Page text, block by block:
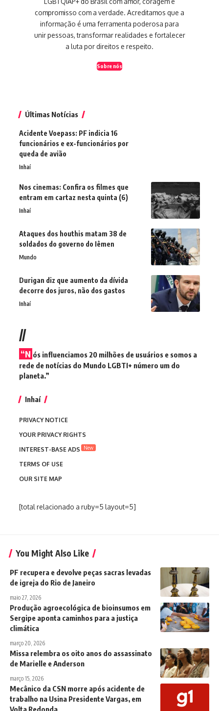
compromisso com a verdade. Acreditamos que a
informação é uma ferramenta poderosa para
unir pessoas, transformar realidades e fortalecer
a luta por direitos e respeito.
Sobre nós
Últimas Notícias
Acidente Voepass: PF indicia 16
funcionários e ex-funcionários por
queda de avião
Inhaí
Nos cinemas: Confira os filmes que
entram em cartaz nesta quinta (6)
Inhaí
Ataques dos houthis matam 38 de
soldados do governo do Iêmen
Mundo
Durigan diz que aumento da dívida
decorre dos juros, não dos gastos
Inhaí
//
“N ós influenciamos 20 milhões de usuários e somos a
rede de notícias do Mundo LGBTI+ número um do
planeta.”
Inhaí
PRIVACY NOTICE
YOUR PRIVACY RIGHTS
INTEREST-BASE ADS
New
TERMS OF USE
OUR SITE MAP
[total relacionado a ruby=5 layout=5]
You Might Also Like
PF recupera e devolve peças sacras levadas
de igreja do Rio de Janeiro
maio 27, 2026
Produção agroecológica de bioinsumos em
Sergipe aponta caminhos para a justiça
climática
março 20, 2026
Missa relembra os oito anos do assassinato
de Marielle e Anderson
março 15, 2026
Mecânico da CSN morre após acidente de
trabalho na Usina Presidente Vargas, em
Volta Redonda